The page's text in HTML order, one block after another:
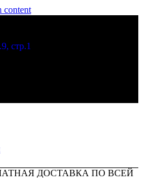
content
стр.1
ДОСТАВКА ПО ВСЕЙ